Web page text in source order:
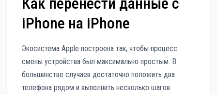
iPhone на iPhone
Экосистема Apple построена так, чтобы процесс
смены устройства был максимально простым. В
большинстве случаев достаточно положить два
телефона рядом и выполнить несколько шагов.